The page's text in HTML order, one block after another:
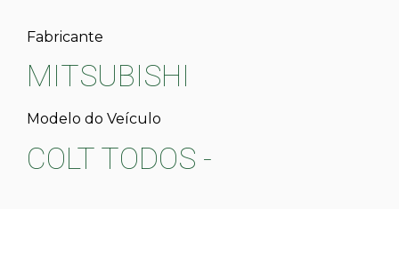
Fabricante
MITSUBISHI
Modelo do Veículo
COLT TODOS -